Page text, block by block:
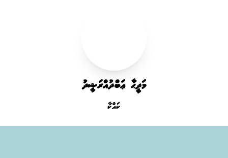
މަދީޙާ ޢަބްދުއްރަޝީދު
ކައްކާ